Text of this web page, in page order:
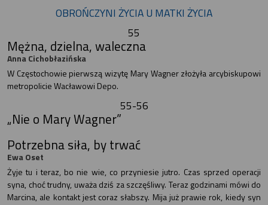
OBROŃCZYNI ŻYCIA U MATKI ŻYCIA
55
Mężna, dzielna, waleczna
Anna Cichobłazińska
W Częstochowie pierwszą wizytę Mary Wagner złożyła arcybiskupowi
metropolicie Wacławowi Depo.
55-56
„Nie o Mary Wagner”
Potrzebna siła, by trwać
Ewa Oset
Żyje tu i teraz, bo nie wie, co przyniesie jutro. Czas sprzed operacji
syna, choć trudny, uważa dziś za szczęśliwy. Teraz godzinami mówi do
Marcina, ale kontakt jest coraz słabszy. Mija już prawie rok, kiedy syn